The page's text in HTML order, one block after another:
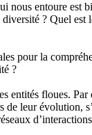
entoure est
? Quel
pour la
?
entités floues.
de leur évolution,